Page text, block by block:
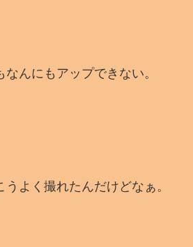
んにもアップできない。
よく撮れたんだけどなぁ。